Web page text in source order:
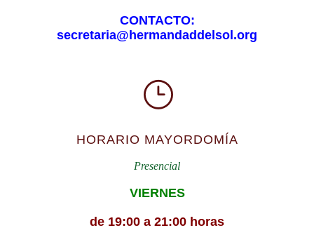
CONTACTO:
secretaria@hermandaddelsol.org
HORARIO MAYORDOMÍA
Presencial
VIERNES
de 19:00 a 21:00 horas